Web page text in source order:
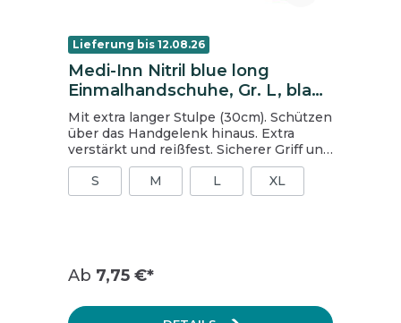
Lieferung bis 12.08.26
Medi-Inn Nitril blue long
Einmalhandschuhe, Gr. L, blau,
ungepudert
Mit extra langer Stulpe (30cm). Schützen
über das Handgelenk hinaus. Extra
verstärkt und reißfest. Sicherer Griff und
gutes Tastgefühl dank Texturierung an
den Fingern. puderfrei blau chloriniert
AQL 1.5 EN 420, EN ISO 374-1 und 5, EN
Einwirkung) Geeignet für
(EC) 1935/2004 Größe: L Inhalt:
S M L XL
Ab 7,75 €*